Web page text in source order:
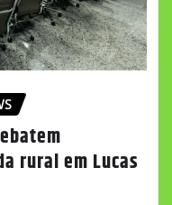
rural em Lucas